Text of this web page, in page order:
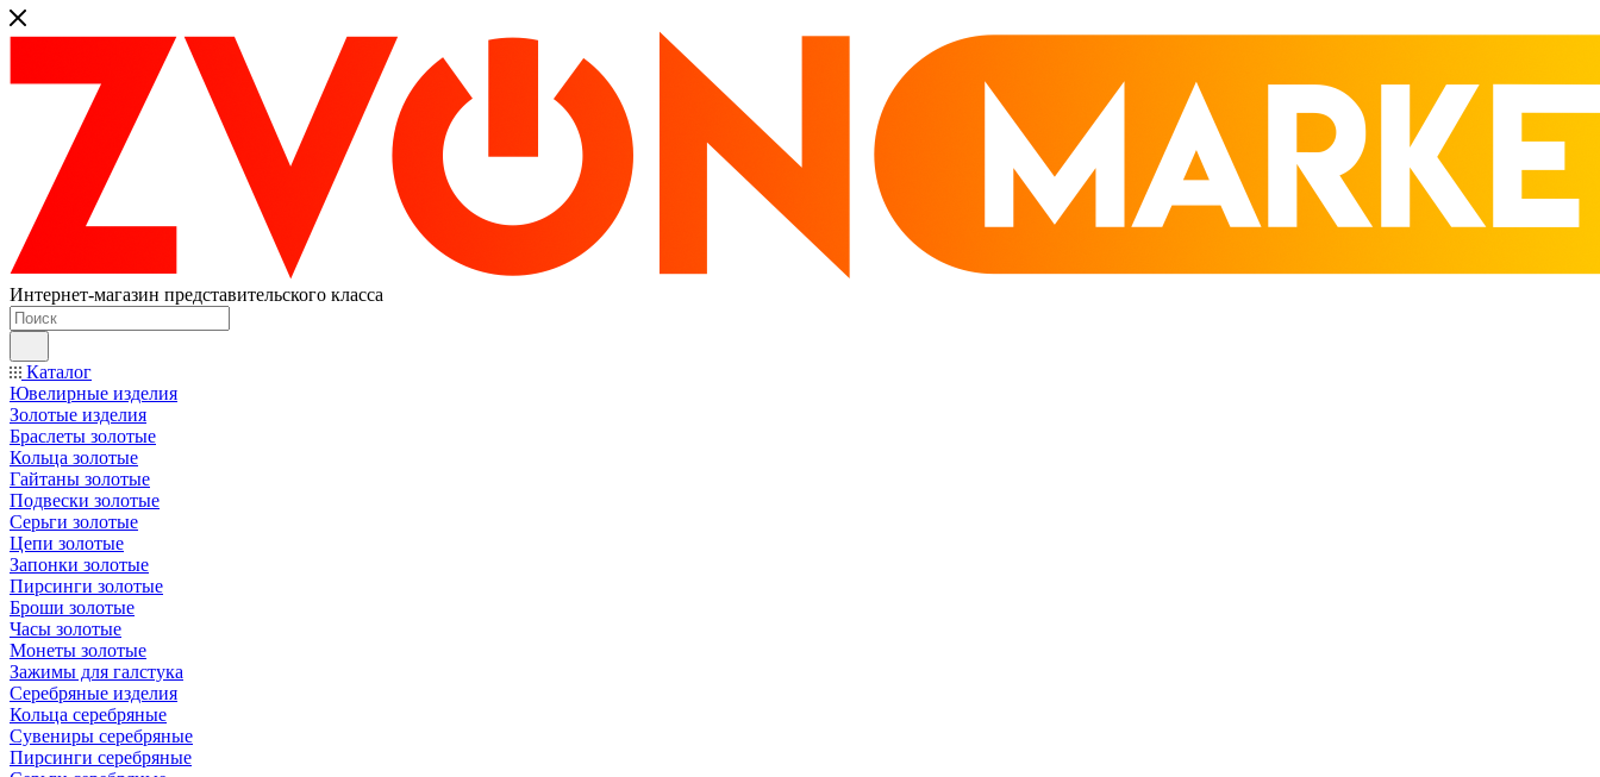
Интернет-магазин представительского класса
Каталог
Ювелирные изделия
Золотые изделия
Браслеты золотые
Кольца золотые
Гайтаны золотые
Подвески золотые
Серьги золотые
Цепи золотые
Запонки золотые
Пирсинги золотые
Броши золотые
Часы золотые
Монеты золотые
Зажимы для галстука
Серебряные изделия
Кольца серебряные
Сувениры серебряные
Пирсинги серебряные